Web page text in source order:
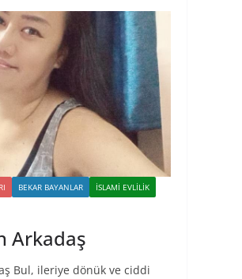
BEKAR BAYANLAR İSLAMI EVLILIK
Arkadaş
Bul, ileriye dönük ve ciddi